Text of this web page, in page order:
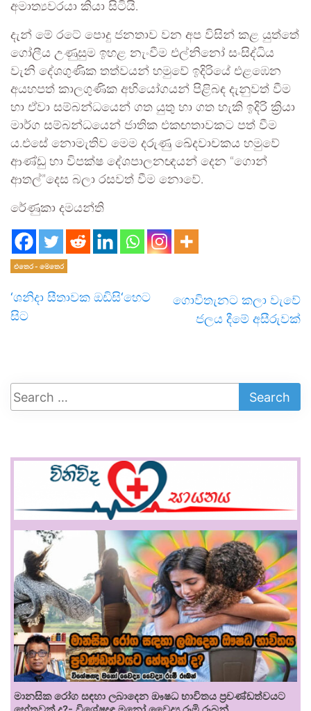
අමාත්‍යවරයා කියා සිටියි.
දැන් මේ රටේ පොදු ජනතාව වන අප විසින් කළ යුත්තේ
ගෝලීය උණුසුම ඉහළ නැංවීම එල්නිනෝ සංසිද්ධිය
වැනි දේශගුණික තත්වයන් හමුවේ ඉදිරියේ එළඹෙන
අයහපත් කාලගුණික අභියෝගයන් පිළිබඳ දැනුවත් වීම
හා ඒවා සම්බන්ධයෙන් ගත යුතු හා ගත හැකි ඉදිරි ක්‍රියා
මාර්ග සම්බන්ධයෙන් ජාතික එකඟතාවකට පත් වීම
ය.එසේ නොමැතිව මෙම දරුණු ඛේදවාචකය හමුවේ
ආණ්ඩු හා විපක්ෂ දේශපාලනඥයන් දෙන “ගොන්
ආතල්”දෙස බලා රසවත් වීම නොවේ.
රේණුකා දමයන්ති
එතෙර - මෙතෙර
‘ශනිදා සීතාවක ඔඩිසි‘හෙට
සිට
ගොවිතැනට කලා වැවේ
ජලය දීමේ අසීරුවක්
මානසික රෝග සඳහා ලබාදෙන ඖෂධ භාවිතය ප්‍රචණ්ඩත්වයට